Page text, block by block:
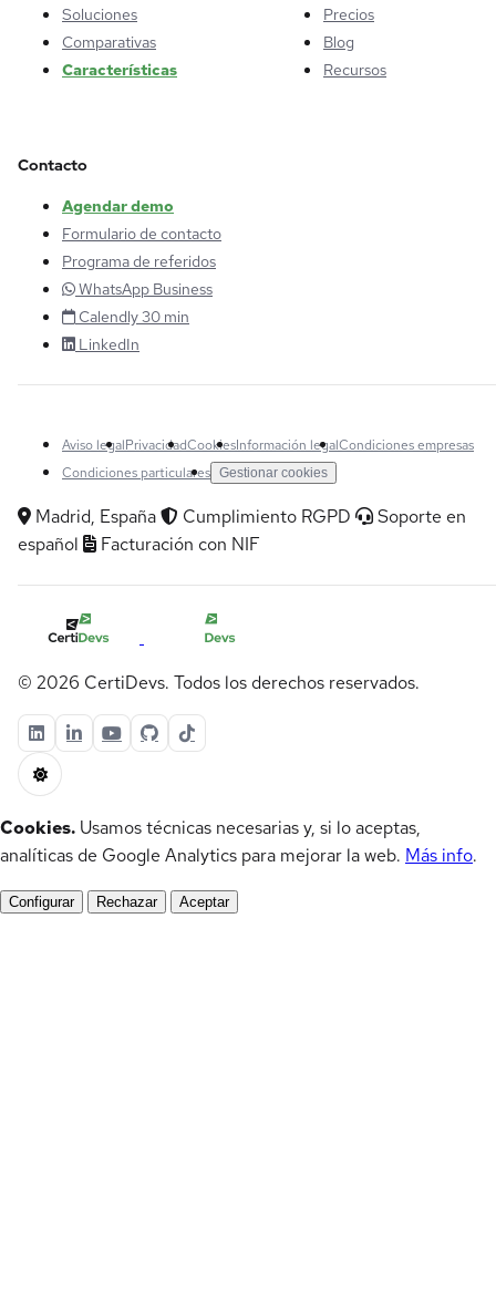
Soluciones
Comparativas
Características
Precios
Blog
Recursos
Contacto
Agendar demo
Formulario de contacto
Programa de referidos
WhatsApp Business
Calendly 30 min
LinkedIn
Aviso legalPrivacidadCookiesInformación legalCondiciones empresas
Condiciones particulares Gestionar cookies
Madrid, España Cumplimiento RGPD
Soporte en
español
Facturación con NIF
© 2026 CertiDevs. Todos los derechos reservados.
Cookies. Usamos técnicas necesarias y, si lo aceptas,
analíticas de Google Analytics para mejorar la web. Más info.
Configurar Rechazar Aceptar